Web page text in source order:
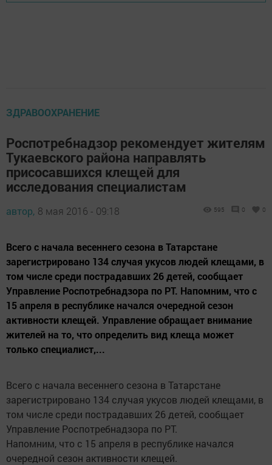
ЗДРАВООХРАНЕНИЕ
Роспотребнадзор рекомендует жителям
Тукаевского района направлять
присосавшихся клещей для
исследования специалистам
автор, 8 мая 2016 - 09:18 595 0 0
Всего с начала весеннего сезона в Татарстане
зарегистрировано 134 случая укусов людей клещами, в
том числе среди пострадавших 26 детей, сообщает
Управление Роспотребнадзора по РТ. Напомним, что с
15 апреля в республике начался очередной сезон
активности клещей. Управление обращает внимание
жителей на то, что определить вид клеща может
только специалист,...
Всего с начала весеннего сезона в Татарстане
зарегистрировано 134 случая укусов людей клещами, в
том числе среди пострадавших 26 детей, сообщает
Управление Роспотребнадзора по РТ.
Напомним, что с 15 апреля в республике начался
очередной сезон активности клещей.